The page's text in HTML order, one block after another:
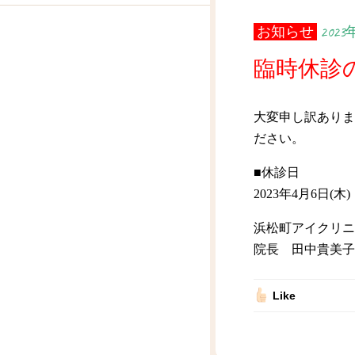
お知らせ 2023
臨時休診
大変申し訳あり
ださい。
■休診日
2023年4月6日(木)
浜松町アイクリ
院長 田中貴美子
Like